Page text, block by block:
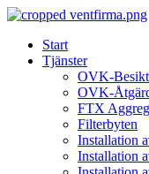
Skip
contentStart
Tjänster
OVK-
OVK-
FTX
Filterbyten
Installation
Installation